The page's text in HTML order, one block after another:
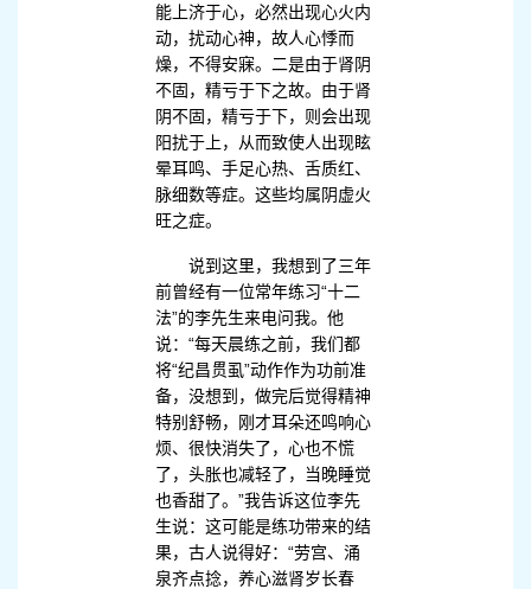
能上济于心，必然出现心火内
动，扰动心神，故人心悸而
燥，不得安寐。二是由于肾阴
不固，精亏于下之故。由于肾
阴不固，精亏于下，则会出现
阳扰于上，从而致使人出现眩
晕耳鸣、手足心热、舌质红、
脉细数等症。这些均属阴虚火
旺之症。
说到这里，我想到了三年
前曾经有一位常年练习“十二
法”的李先生来电问我。他
说：“每天晨练之前，我们都
将“纪昌贯虱”动作作为功前准
备，没想到，做完后觉得精神
特别舒畅，刚才耳朵还鸣响心
烦、很快消失了，心也不慌
了，头胀也减轻了，当晚睡觉
也香甜了。”我告诉这位李先
生说：这可能是练功带来的结
果，古人说得好：“劳宫、涌
泉齐点捻，养心滋肾岁长春